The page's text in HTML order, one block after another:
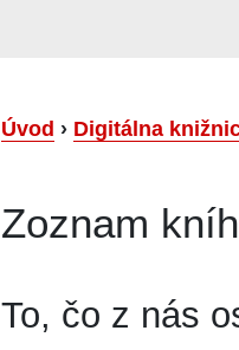
Úvod › Digitálna
Zoznam
To, čo z nás